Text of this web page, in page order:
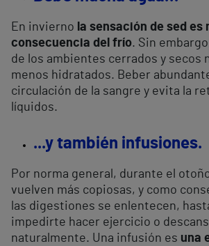
En invierno la sensación de sed es
consecuencia del frío. Sin
de los ambientes cerrados y secos
menos hidratados. Beber
circulación de la sangre y evita la
líquidos.
...y también infusiones.
Por norma general, durante el
vuelven más copiosas, y como
las digestiones se enlentecen,
impedirte hacer ejercicio o
naturalmente. Una infusión es una